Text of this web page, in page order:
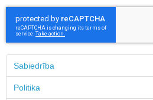
Sabiedrība
Politika